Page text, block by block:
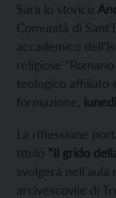
Sarà lo storico
Comunità di
accademico
religiose
teologico affiliato
formazione,
La riflessione
titolo “Il grido
svolgerà nell’aula
arcivescovile di